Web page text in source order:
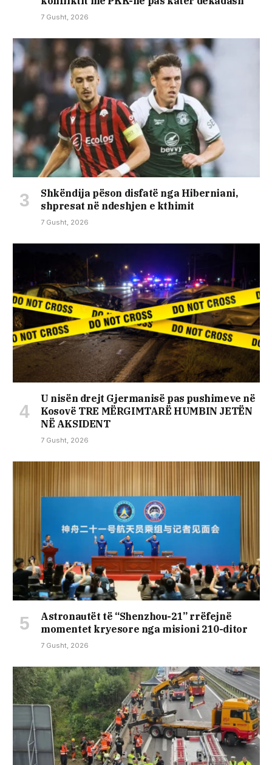
7 Gusht, 2026
Shkëndija pëson disfatë nga Hiberniani,
shpresat në ndeshjen e kthimit
7 Gusht, 2026
U nisën drejt Gjermanisë pas pushimeve në
Kosovë TRE MËRGIMTARË HUMBIN JETËN
NË AKSIDENT
7 Gusht, 2026
Astronautët të “Shenzhou-21” rrëfejnë
momentet kryesore nga misioni 210-ditor
7 Gusht, 2026